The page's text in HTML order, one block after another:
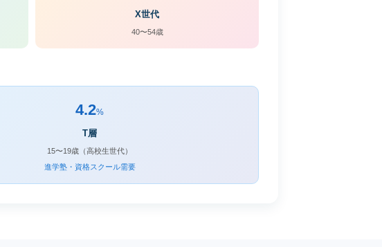
X世代
40〜54歳
4.2%
T層
15〜19歳（高校生世代）
進学塾・資格スクール需要